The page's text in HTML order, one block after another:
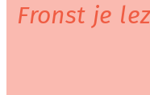
Fronst je